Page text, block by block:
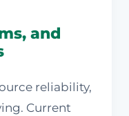
and
reliability,
Current